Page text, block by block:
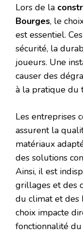
Lors de la
Bourges, le
est essentiel.
sécurité, la
joueurs. Une
causer des
à la pratique du
Les entreprises
assurent la
matériaux
des solutions
Ainsi, il est
grillages et des
du climat et des
choix impacte
fonctionnalité du